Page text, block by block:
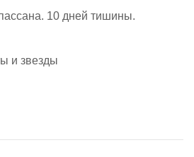
10 дней тишины.
и звезды